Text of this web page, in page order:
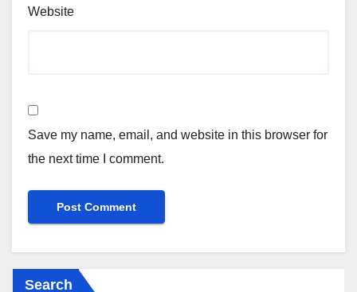
Website
Save my name, email, and website in this browser for
the next time I comment.
Search